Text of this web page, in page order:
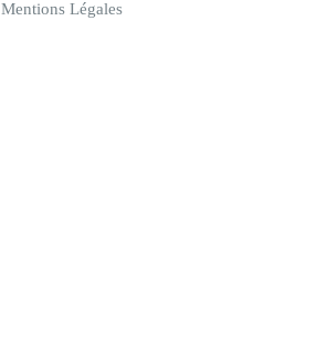
Mentions Légales